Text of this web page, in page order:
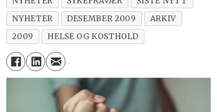
NYHETER
DESEMBER 2009
ARKIV
2009
HELSE OG KOSTHOLD